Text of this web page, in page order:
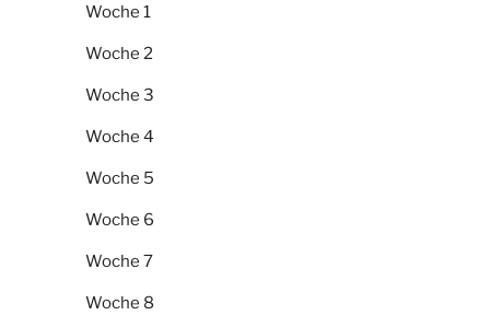
Woche 1
Woche 2
Woche 3
Woche 4
Woche 5
Woche 6
Woche 7
Woche 8